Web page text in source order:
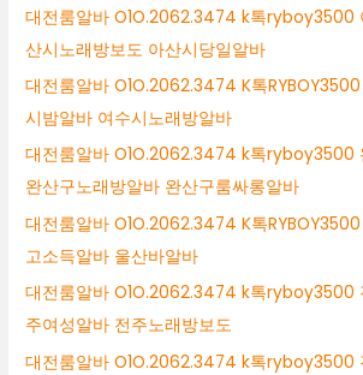
대전룸알바 O1O.2062.3474 k톡ryboy3500
산시노래방보도 아산시당일알바
대전룸알바 O1O.2062.3474 K톡
시밤알바 여수시노래방알바
대전룸알바 O1O.2062.3474 k톡ryboy3500
완산구노래방알바 완산구룸싸롱알바
대전룸알바 O1O.2062.3474 K톡
고소득알바 울산바알바
대전룸알바 O1O.2062.3474 k톡ryboy3500
주여성알바 전주노래방보도
대전룸알바 O1O.2062.3474 k톡ryboy3500